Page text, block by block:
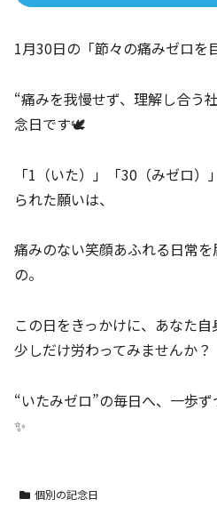
1月30日の「節々の痛みゼロを
“痛みを我慢せず、理解し合う
念日です🕊
「1（いた）」「30（みゼロ
られた願いは、
痛みのない笑顔あふれる日常
の。
この日をきっかけに、あなた
少しだけ労わってみませんか？
“いたみゼロ”の毎日へ、一歩
✨
個別の記念日